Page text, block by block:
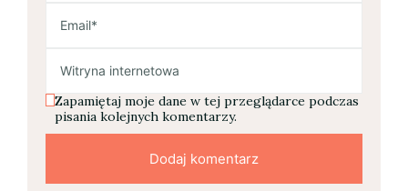
Zapamiętaj moje dane w tej przeglądarce podczas
pisania kolejnych komentarzy.